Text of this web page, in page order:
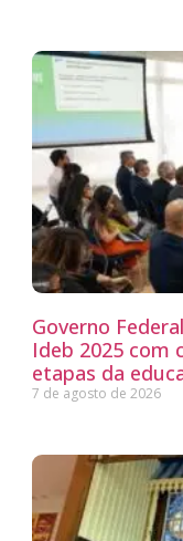
Governo
Ideb 2025 com
etapas da
7 de agosto de 2026